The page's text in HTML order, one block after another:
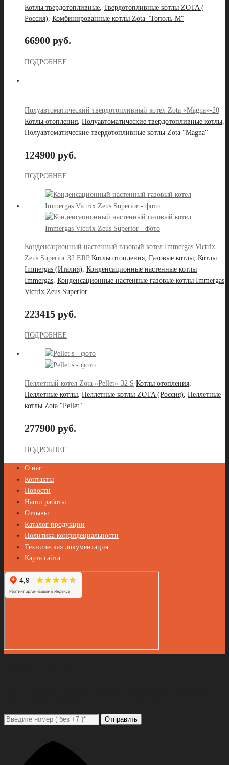
Котлы твердотопливные Твердотопливные котлы ZOTA (
Россия) Комбинированные котлы Zota "Тополь-М"
66900 руб.
ПОДРОБНЕЕ
Полуавтоматический твердотопливный котел Zota «Magna»-20
Котлы отопления, Полуавтоматические твердотопливные котлы,
Полуавтоматические твердотопливные котлы Zota "Magna"
124900 руб.
ПОДРОБНЕЕ
Конденсационный настенный газовый котел Immergas Victrix
Zeus Superior 32 ERP Котлы отопления, Газовые котлы, Котлы
Immergas (Италия), Конденсационные настенные котлы
Immergas, Конденсационные настенные газовые котлы Immergas
Victrix Zeus Superior
223415 руб.
ПОДРОБНЕЕ
Пеллетный котел Zota «Pellet»-32 S Котлы отопления,
Пеллетные котлы, Пеллетные котлы ZOTA (Россия), Пеллетные
котлы Zota "Pellet"
277900 руб.
ПОДРОБНЕЕ
О нас
Контакты
Новости
Наши работы
Отзывы
Каталог продукции
Политика конфидециальности
Техническая документация
Карта сайта
Отправить